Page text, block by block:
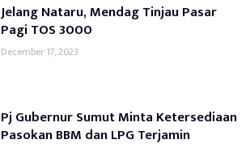
Jelang Nataru, Mendag Tinjau Pasar
Pagi TOS 3000
December 17, 2023
Pj Gubernur Sumut Minta Ketersediaan
Pasokan BBM dan LPG Terjamin